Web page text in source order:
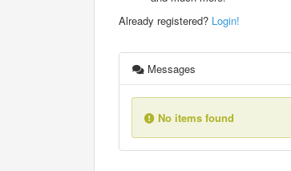
Already registered? Login!
Messages
No items found